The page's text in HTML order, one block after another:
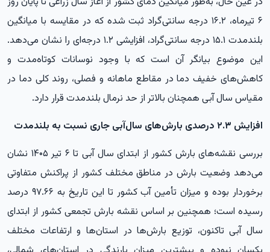
۶ تیرماه، ۱۶.۲ درجه سانتی‌گراد ثبت شده که در مقایسه با میانگین
بلندمدت ۱۵.۱ درجه سانتی‌گراد، افزایشی ۱.۲ درجه‌ای را نشان می‌دهد.
این موضوع بیانگر آن است که با وجود نوسانات کوتاه‌مدت و
کاهش‌های خفیف دما در مقاطع ماهانه و فصلی، روند کلی دما در
مقیاس سال آبی همچنان بالاتر از حد نرمال بلندمدت قرار دارد.
افزایش ۲.۳ درصدی بارش‌های سال‌آبی جاری نسبت به بلندمدت
بررسی نقشه‌های بارش کشور از ابتدای سال آبی تا ۶ تیر ۱۴۰۵ نشان
می‌دهد وضعیت بارش در مناطق مختلف کشور از پراکنش متفاوتی
برخوردار بوده و میزان تأمین آب کشور تا این تاریخ به ۹۷.۶۶ درصد
رسیده است؛ همچنین بر اساس نقشه بارش تجمعی کشور از ابتدای
سال آبی تاکنون، توزیع بارش‌ها در استان‌ها و ارتفاعات مختلف